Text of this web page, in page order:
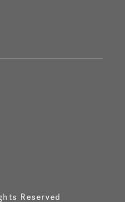
Reserved